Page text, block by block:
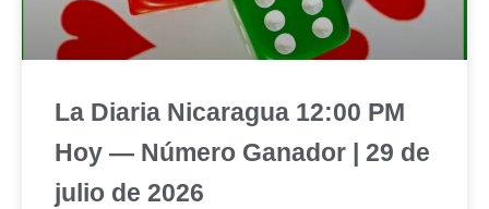
La Diaria Nicaragua 12:00 PM
Hoy — Número Ganador | 29 de
julio de 2026